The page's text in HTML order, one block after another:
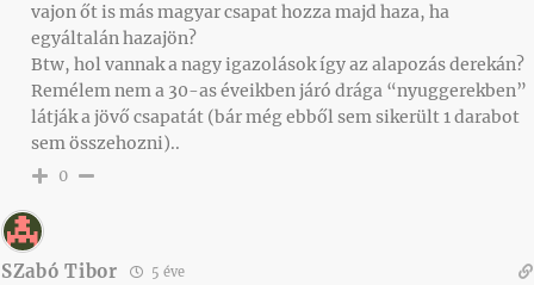
vajon őt is más magyar csapat hozza majd haza, ha
egyáltalán hazajön?
Btw, hol vannak a nagy igazolások így az alapozás derekán?
Remélem nem a 30-as éveikben járó drága “nyuggerekben”
látják a jövő csapatát (bár még ebből sem sikerült 1 darabot
sem összehozni)..
0
SZabó Tibor 5 éve